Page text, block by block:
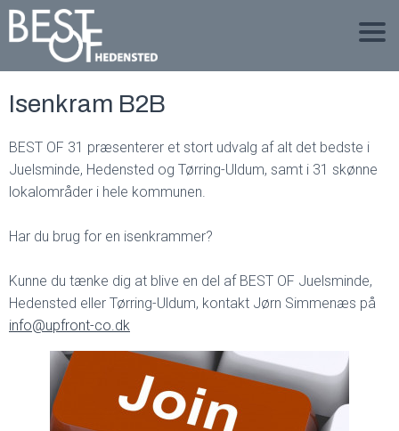
Isenkram B2B
BEST OF 31 præsenterer et stort udvalg af alt det bedste i
Juelsminde, Hedensted og Tørring-Uldum, samt i 31 skønne
lokalområder i hele kommunen.
Har du brug for en isenkrammer?
Kunne du tænke dig at blive en del af BEST OF Juelsminde,
Hedensted eller Tørring-Uldum, kontakt Jørn Simmenæs på
info@upfront-co.dk